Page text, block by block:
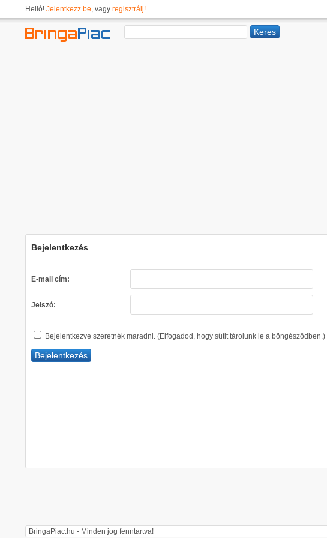
Helló! Jelentkezz be, vagy regisztrálj!
Bejelentkezés
E-mail cím:
Jelszó:
Bejelentkezve szeretnék maradni. (Elfogadod, hogy sütit tárolunk le a böngésződben.)
BringaPiac.hu - Minden jog fenntartva!